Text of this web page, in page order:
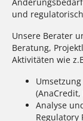
und
Unsere Berater
Beratung,
Aktivitäten wie
(AnaCredit,
Analyse
Regulatory